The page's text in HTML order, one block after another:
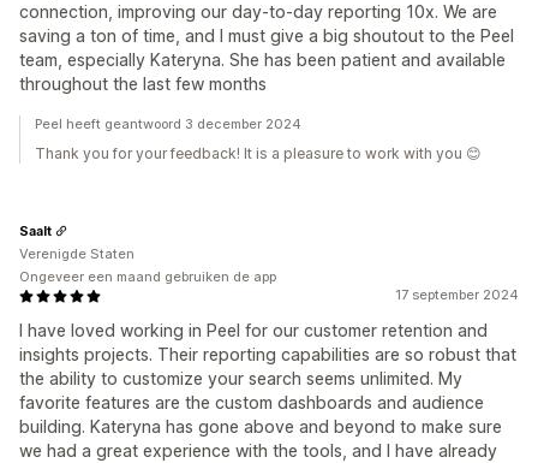
connection, improving our day-to-day reporting 10x. We are
saving a ton of time, and I must give a big shoutout to the Peel
team, especially Kateryna. She has been patient and available
throughout the last few months
Peel heeft geantwoord 3 december 2024
Thank you for your feedback! It is a pleasure to work with you 😊
17 september 2024
I have loved working in Peel for our customer retention and
insights projects. Their reporting capabilities are so robust that
the ability to customize your search seems unlimited. My
favorite features are the custom dashboards and audience
building. Kateryna has gone above and beyond to make sure
we had a great experience with the tools, and I have already
Saalt
Verenigde Staten
Ongeveer een maand gebruiken de app